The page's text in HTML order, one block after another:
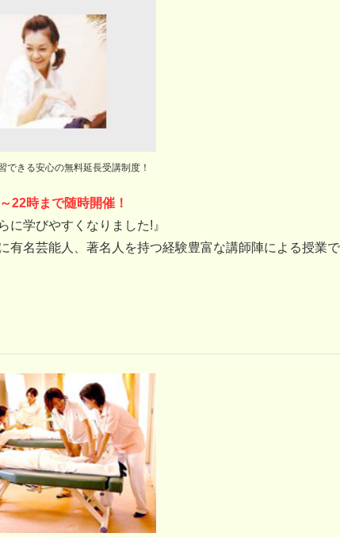
できる安心の無料延長受講制度！
時まで随時開催！
に学びやすくなりました!』
有名芸能人、著名人を持つ経験豊富な講師陣による授業